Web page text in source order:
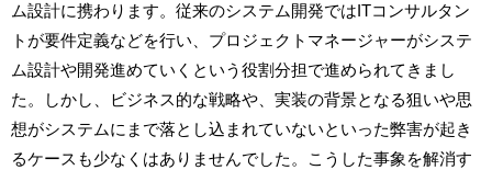
ム設計に携わります。従来のシステム開発ではITコンサルタン
トが要件定義などを行い、プロジェクトマネージャーがシステ
ム設計や開発進めていくという役割分担で進められてきまし
た。しかし、ビジネス的な戦略や、実装の背景となる狙いや思
想がシステムにまで落とし込まれていないといった弊害が起き
るケースも少なくはありませんでした。こうした事象を解消す